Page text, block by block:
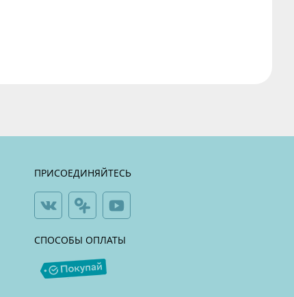
ПРИСОЕДИНЯЙТЕСЬ
СПОСОБЫ ОПЛАТЫ